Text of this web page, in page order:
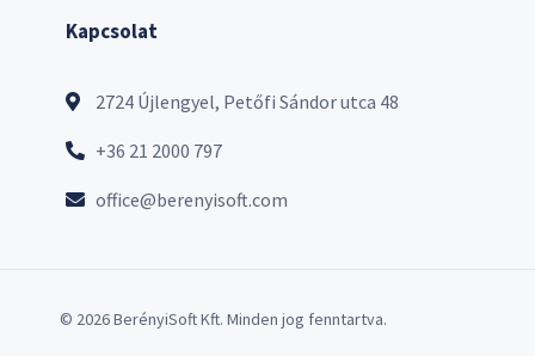
Kapcsolat
2724 Újlengyel, Petőfi Sándor utca 48
+36 21 2000 797
office@berenyisoft.com
© 2026 BerényiSoft Kft. Minden jog fenntartva.